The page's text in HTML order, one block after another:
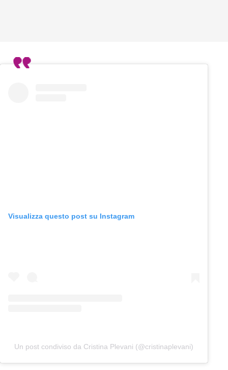
Visualizza questo post su Instagram
Un post condiviso da Cristina Plevani (@cristinaplevani)